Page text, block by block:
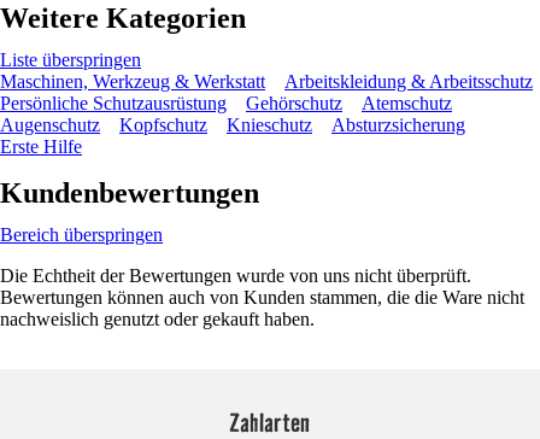
Weitere Kategorien
Liste überspringen
Maschinen, Werkzeug & Werkstatt
Arbeitskleidung & Arbeitsschutz
Persönliche Schutzausrüstung
Gehörschutz
Atemschutz
Augenschutz
Kopfschutz Knieschutz
Absturzsicherung
Erste Hilfe
Kundenbewertungen
Bereich überspringen
Die Echtheit der Bewertungen wurde von uns nicht überprüft.
Bewertungen können auch von Kunden stammen, die die Ware nicht
nachweislich genutzt oder gekauft haben.
Zahlarten